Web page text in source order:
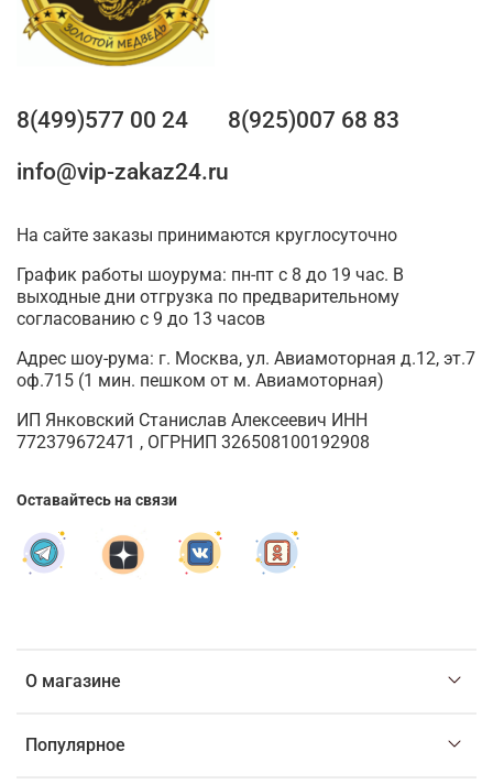
О магазине
Популярное
8(499)577 00 24
8(925)007 68 83
info@vip-zakaz24.ru
На сайте заказы принимаются круглосуточно
График работы шоурума: пн-пт с 8 до 19 час. В
выходные дни отгрузка по предварительному
согласованию с 9 до 13 часов
Адрес шоу-рума: г. Москва, ул. Авиамоторная д.12, эт.7
оф.715 (1 мин. пешком от м. Авиамоторная)
ИП Янковский Станислав Алексеевич ИНН
772379672471 , ОГРНИП 326508100192908
Оставайтесь на связи